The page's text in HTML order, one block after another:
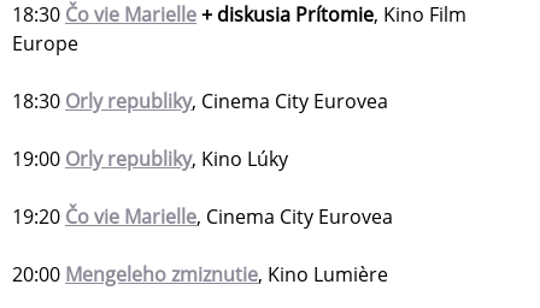
18:30 Čo vie Marielle+ diskusia Prítomie, Kino Film
Europe
18:30 Orly republiky, Cinema City Eurovea
19:00 Orly republiky, Kino Lúky
19:20 Čo vie Marielle, Cinema City Eurovea
20:00 Mengeleho zmiznutie, Kino Lumière